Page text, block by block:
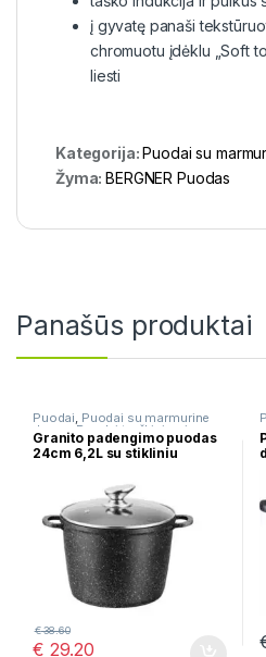
į gyvatę panaši
chromuotu įdėklu „Soft
liesti
Kategorija:Puodai su
Žyma:BERGNER Puodas
Panašūs produktai
Puodai, Puodai su marmurine
danga, Puodai troškinimui
Granito padengimo puodas
24cm 6,2L su stikliniu
€ 29.20
€38.60